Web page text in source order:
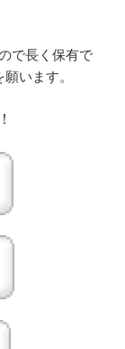
で長く保有で
います。